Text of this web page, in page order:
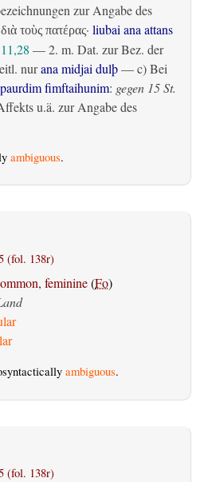
zur Angabe des
τοὺς πατέρας· liubai ana attans
— 2. m. Dat. zur Bez. der
nurana midjai dulþ— c) Bei
fimftaihunim: gegen 15 St.
u.ä. zur Angabe des
ambiguous.
(fol. 138r)
feminine(Fo)
ambiguous.
(fol. 138r)